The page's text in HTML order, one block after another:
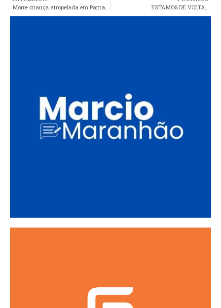
Morre criança atropelada em Parnaíba e que havia motivado centenas de pessoas a doarem sangue para ajudá-la ESTAMOS DE VOLTA…